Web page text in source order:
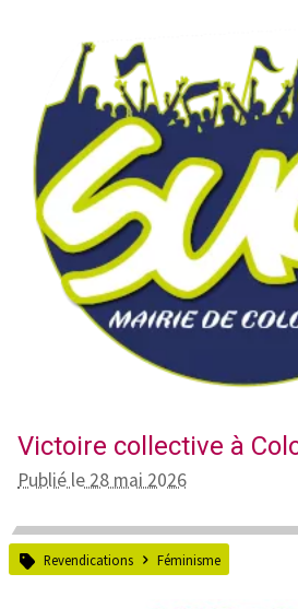
Victoire collective à
Publié le 28 mai 2026
Revendications Féminisme